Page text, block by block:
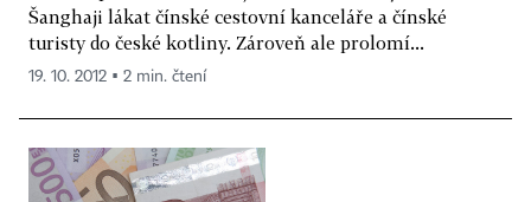
Šanghaji lákat čínské cestovní kanceláře a čínské
turisty do české kotliny. Zároveň ale prolomí...
19. 10. 2012 ▪ 2 min. čtení